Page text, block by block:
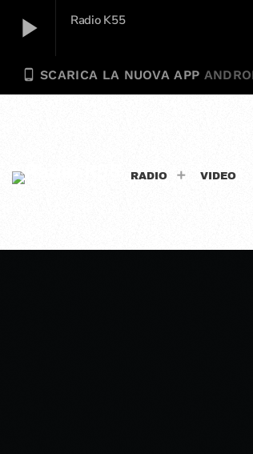
play_arrow Radio K55
play_arrow Radio K55
phone_android SCARICA LA NUOVA APP
RADIO VIDEO